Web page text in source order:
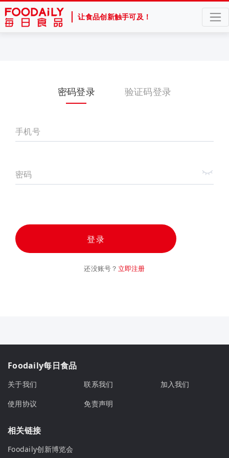
让食品创新触手可及！
密码登录 验证码登录
手机号
密码
登录
还没账号？ 立即注册
Foodaily每日食品
关于我们 联系我们
加入我们
使用协议
免责声明
相关链接
Foodaily创新博览会